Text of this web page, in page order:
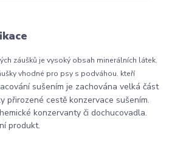
záušků je vysoký obsah minerálních látek.
vhodné pro psy s podváhou. kteří
sušením je zachována velká část
přirozené cestě konzervace sušením.
konzervanty či dochucovadla.
produkt.